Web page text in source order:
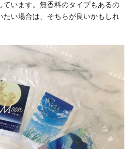
ています。無香料のタイプもあるの
たい場合は、そちらが良いかもしれ